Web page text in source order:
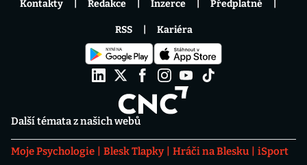
Další témata z našich webů
Moje Psychologie Blesk Tlapky Hráči na Blesku
iSport
Kontakty Redakce Inzerce Předplatné
RSS Kariéra